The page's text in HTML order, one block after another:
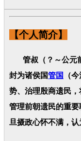
【个人简介】
管叔（？～公元前
封为诸侯国管国
（
势、治理殷商遗民
管理前朝遗民的重
旦摄政心怀不满，认